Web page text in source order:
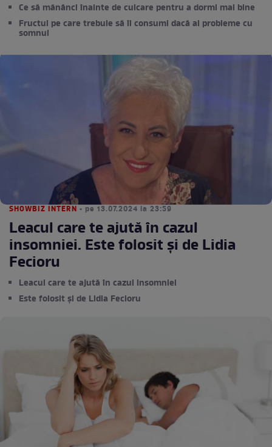
Ce să mănânci înainte de culcare pentru a dormi mai bine
Fructul pe care trebuie să îl consumi dacă ai probleme cu
somnul
SHOWBIZ INTERN • pe 13.07.2024 la 23:59
Leacul care te ajută în cazul
insomniei. Este folosit și de Lidia
Fecioru
Leacul care te ajută în cazul insomniei
Este folosit și de Lidia Fecioru